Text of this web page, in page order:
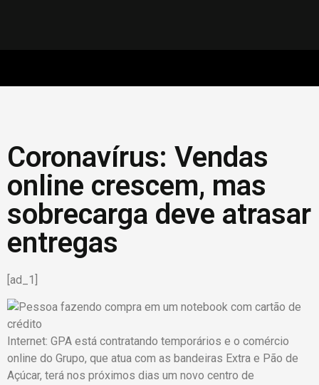
Coronavírus: Vendas
online crescem, mas
sobrecarga deve atrasar
entregas
[ad_1]
Internet: GPA está contratando temporários e o comércio
online do Grupo, que atua com as bandeiras Extra e Pão de
Açúcar, terá nos próximos dias um novo centro de